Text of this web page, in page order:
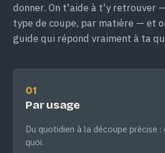
donner. On t'aide à t'y retrouver
type de coupe, par matière — et
guide qui répond vraiment à ta
01
Par usage
Du quotidien à la découpe précise
quoi.